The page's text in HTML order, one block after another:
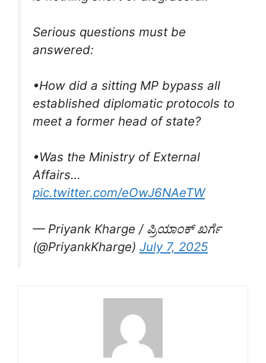
Serious questions must be
answered:
•How did a sitting MP bypass all
established diplomatic protocols to
meet a former head of state?
•Was the Ministry of External
Affairs…
pic.twitter.com/eOwJ6NAeTW
— Priyank Kharge / ಪ್ರಿಯಾಂಕ್ ಖರ್ಗೆ
(@PriyankKharge) July 7, 2025